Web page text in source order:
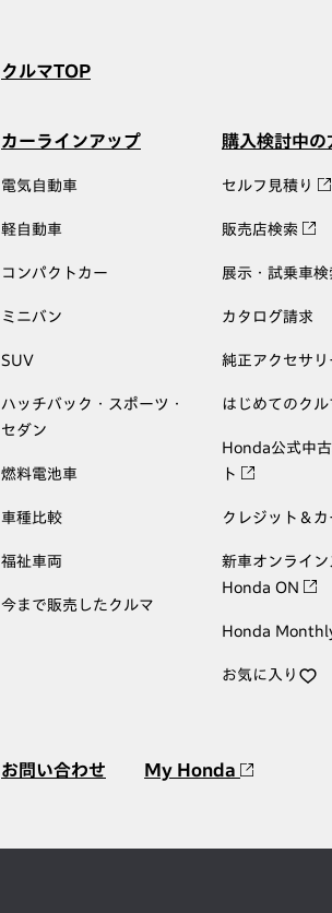
クルマTOP
カーラインアップ
電気自動車
軽自動車
コンパクトカー
ミニバン
SUV
ハッチバック・スポーツ・
セダン
燃料電池車
車種比較
福祉車両
今まで販売したクルマ
購入検討中の
セルフ見積り
販売店検索
展示・試乗車検
カタログ請求
純正アクセサリ
はじめてのクル
Honda公式中
ト
クレジット＆カ
新車オンライン
Honda ON
Honda
お気に入り
お問い合わせ My Honda